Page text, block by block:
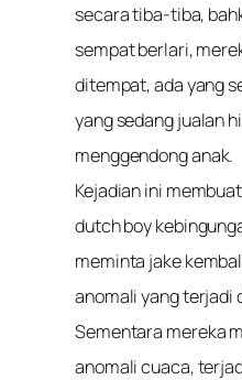
secara tiba-tiba,
sempat berlari,
ditempat, ada yang
yang sedang jualan
menggendong anak.
Kejadian ini
dutch boy
meminta jake
anomali yang terjadi
Sementara mereka
anomali cuaca,